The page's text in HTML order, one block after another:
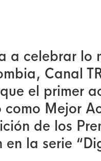
a celebrar lo
Canal
el primer
Mejor
de los
en la serie